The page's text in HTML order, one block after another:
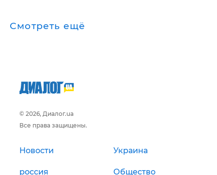
Смотреть ещё
© 2026, Диалог.ua
Все права защищены.
Новости Украина
россия Общество